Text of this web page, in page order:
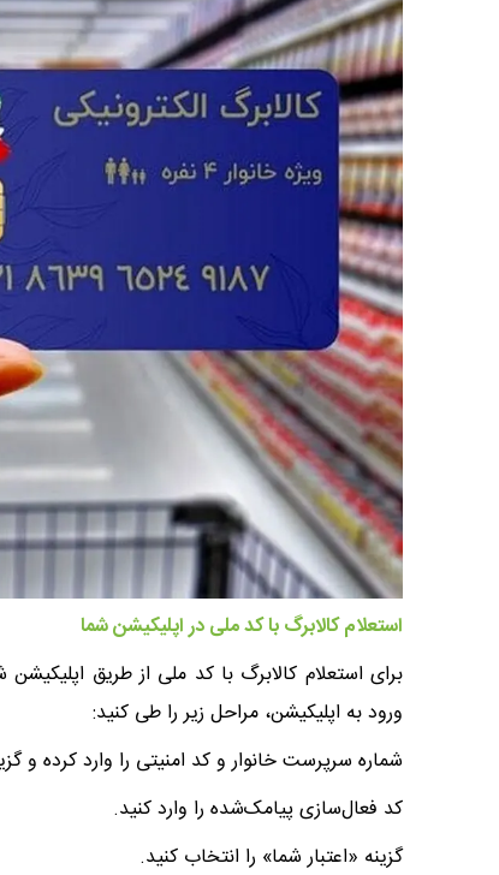
استعلام کالابرگ با کد ملی در اپلیکیشن شما
برای استعلام کالابرگ با کد ملی از طریق
ورود به اپلیکیشن، مراحل زیر را طی کنید:
شماره سرپرست خانوار و کد امنیتی را وارد کرده و
کد فعال‌سازی پیامک‌شده را وارد کنید.
گزینه «اعتبار شما» را انتخاب کنید.